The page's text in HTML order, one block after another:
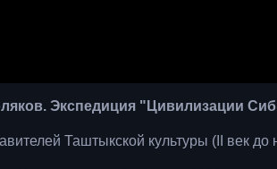
Экспедиция "Цивилизации
Таштыкской культуры (II век до